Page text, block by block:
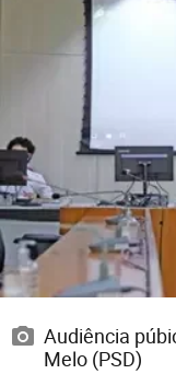
Audiência
Melo (PSD)